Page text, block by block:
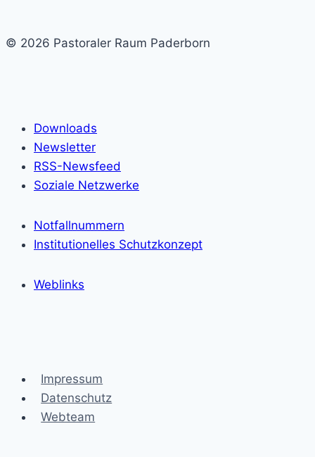
© 2026 Pastoraler Raum Paderborn
Downloads
Newsletter
RSS-Newsfeed
Soziale Netzwerke
Notfallnummern
Institutionelles Schutzkonzept
Weblinks
Impressum
Datenschutz
Webteam